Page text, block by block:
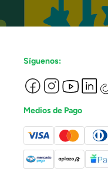
Síguenos:
Medios de Pago